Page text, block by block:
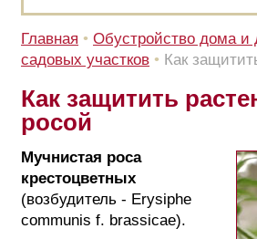
Главная • Обустройство дома и
садовых участков • Как
Как защитить
росой
Мучнистая роса
крестоцветных
(возбудитель - Erysiphe
communis f. brassicae).